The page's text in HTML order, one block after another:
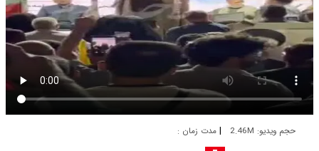
۲۰۷ چند ؟ + جدول
حجم ویدیو: 2.46M | مدت زمان :